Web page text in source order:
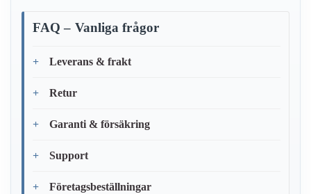
FAQ – Vanliga frågor
Leverans & frakt
Retur
Garanti & försäkring
Support
Företagsbeställningar